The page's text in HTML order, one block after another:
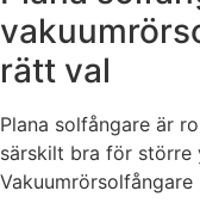
rätt val
Plana solfångare är
särskilt bra för större